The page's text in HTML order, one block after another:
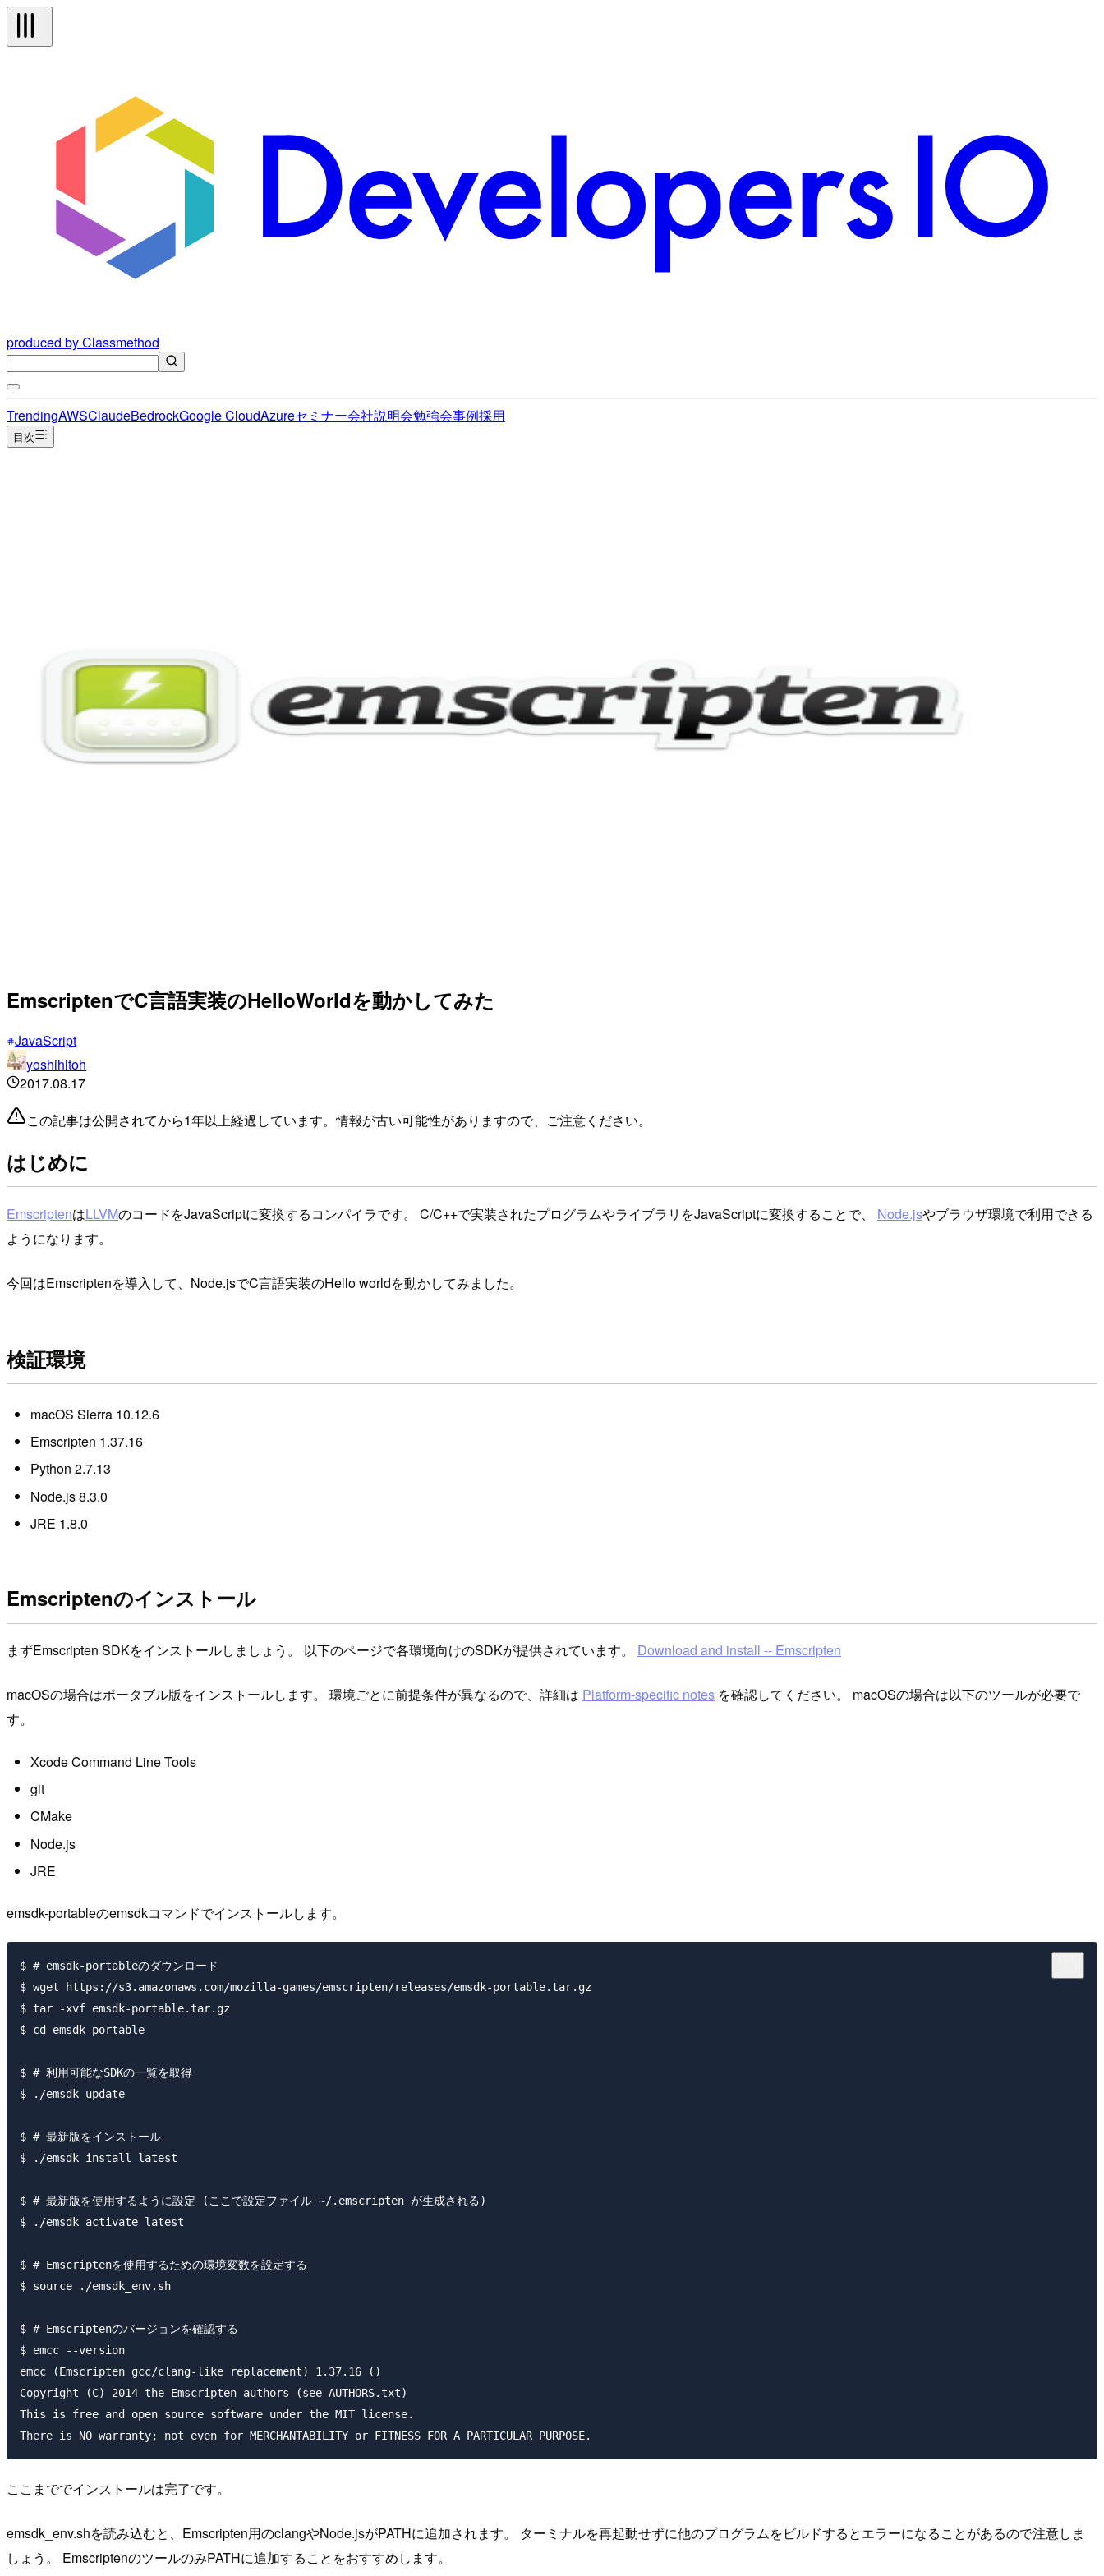
produced by Classmethod
TrendingAWSClaudeBedrockGoogle CloudAzureセミナー会社説明会勉強会事例採用
目次
EmscriptenでC言語実装のHelloWorldを動かしてみた
JavaScript
yoshihitoh
2017.08.17
この記事は公開されてから1年以上経過しています。情報が古い可能性がありますので、ご注意ください。
はじめに
EmscriptenはLLVMのコードをJavaScriptに変換するコンパイラです。 C/C++で実装されたプログラムやライブラリをJavaScriptに変換することで、 Node.jsやブラウザ環境で利用できる
ようになります。
今回はEmscriptenを導入して、Node.jsでC言語実装のHello worldを動かしてみました。
検証環境
macOS Sierra 10.12.6
Emscripten 1.37.16
Python 2.7.13
Node.js 8.3.0
JRE 1.8.0
Emscriptenのインストール
まずEmscripten SDKをインストールしましょう。 以下のページで各環境向けのSDKが提供されています。 Download and install -- Emscripten
macOSの場合はポータブル版をインストールします。 環境ごとに前提条件が異なるので、詳細は Platform-specific notes を確認してください。 macOSの場合は以下のツールが必要で
す。
Xcode Command Line Tools
git
CMake
Node.js
JRE
emsdk-portableのemsdkコマンドでインストールします。
$ # emsdk-portableのダウンロード
$ wget https://s3.amazonaws.com/mozilla-games/emscripten/releases/emsdk-portable.tar.gz
$ tar -xvf emsdk-portable.tar.gz
$ cd emsdk-portable
$ # 利用可能なSDKの一覧を取得
$ ./emsdk update
$ # 最新版をインストール
$ ./emsdk install latest
$ # 最新版を使用するように設定 (ここで設定ファイル ~/.emscripten が生成される)
$ ./emsdk activate latest
$ # Emscriptenを使用するための環境変数を設定する
$ source ./emsdk_env.sh
$ # Emscriptenのバージョンを確認する
$ emcc --version
emcc (Emscripten gcc/clang-like replacement) 1.37.16 ()
Copyright (C) 2014 the Emscripten authors (see AUTHORS.txt)
This is free and open source software under the MIT license.
ここまででインストールは完了です。
emsdk_env.shを読み込むと、Emscripten用のclangやNode.jsがPATHに追加されます。 ターミナルを再起動せずに他のプログラムをビルドするとエラーになることがあるので注意しま
しょう。 EmscriptenのツールのみPATHに追加することをおすすめします。